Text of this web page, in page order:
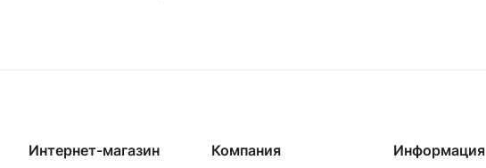
Интернет-магазин Компания Информация